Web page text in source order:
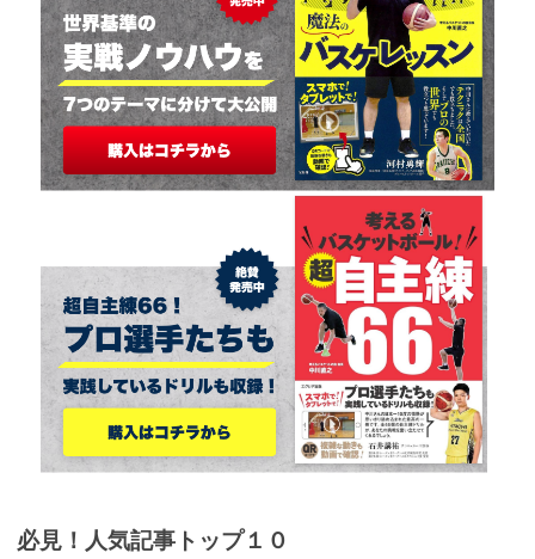
必見！人気記事トップ１０